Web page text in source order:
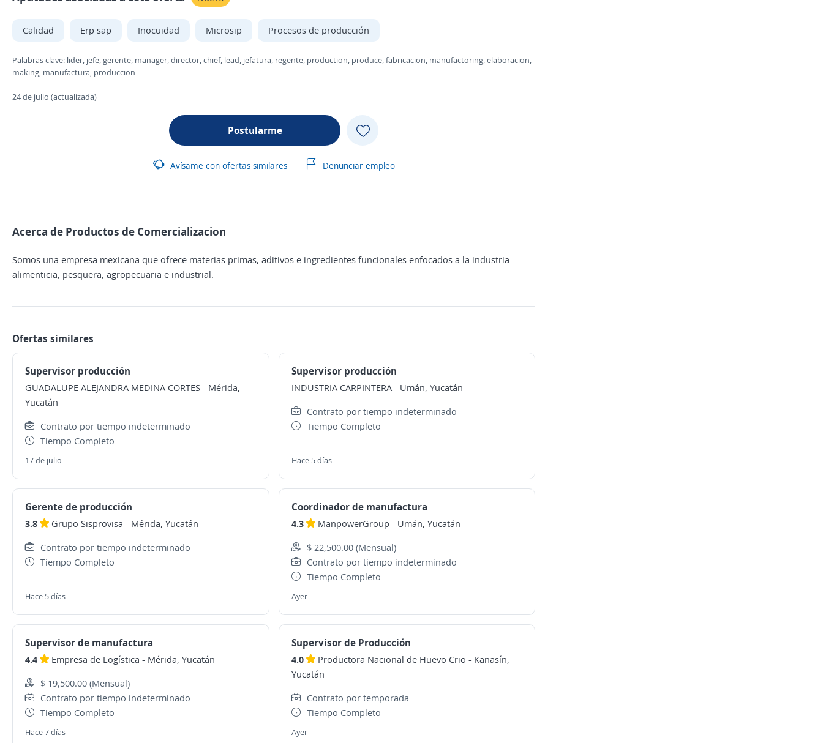
Calidad Erp sap Inocuidad Microsip Procesos de producción
Palabras clave: lider, jefe, gerente, manager, director, chief, lead, jefatura, regente, production, produce, fabricacion, manufactoring, elaboracion,
making, manufactura, produccion
24 de julio (actualizada)
Postularme
Avísame con ofertas similares Denunciar empleo
Acerca de Productos de Comercializacion
Somos una empresa mexicana que ofrece materias primas, aditivos e ingredientes funcionales enfocados a la industria
alimenticia, pesquera, agropecuaria e industrial.
Ofertas similares
Supervisor producción
GUADALUPE ALEJANDRA MEDINA CORTES - Mérida,
Yucatán
Contrato por tiempo indeterminado
Tiempo Completo
17 de julio
Supervisor producción
INDUSTRIA CARPINTERA - Umán, Yucatán
Contrato por tiempo indeterminado
Tiempo Completo
Hace 5 días
Gerente de producción
3.8 Grupo Sisprovisa - Mérida, Yucatán
Contrato por tiempo indeterminado
Tiempo Completo
Hace 5 días
Coordinador de manufactura
4.3 ManpowerGroup - Umán, Yucatán
$ 22,500.00 (Mensual)
Contrato por tiempo indeterminado
Tiempo Completo
Ayer
Supervisor de manufactura
4.4 Empresa de Logística - Mérida, Yucatán
$ 19,500.00 (Mensual)
Contrato por tiempo indeterminado
Tiempo Completo
Hace 7 días
Supervisor de Producción
4.0 Productora Nacional de Huevo Crio - Kanasín,
Yucatán
Contrato por temporada
Tiempo Completo
Ayer